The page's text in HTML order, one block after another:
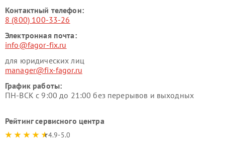
Контактный телефон:
8 (800) 100-33-26
Электронная почта:
info@fagor-fix.ru
для юридических лиц
manager@fix-fagor.ru
График работы:
ПН-ВСК с 9:00 до 21:00 без перерывов и выходных
Рейтинг сервисного центра
4.9-5.0